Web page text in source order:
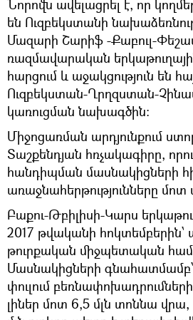
Նորովն ավելացրել է, որ
են Ուզբեկստանի
Մազարի Շարիֆ -Քաբուլ-
ռազմավարական
հարցում և աջակցություն են
Ուզբեկստան-Ղրղզստան-
կառուցման նախագծին:
Միջոցառման արդյունքում
Տաշքենդյան հռչակագիրը,
հանդիպման մասնակիցների
առաջնահերթությունները
Բաքու-Թբիլիսի-Կարս
2017 թվականի
թուրքական միջպետական
Մասնակիցների
փուլում
լիներ մոտ 6,5 մլն տոննա վրա,